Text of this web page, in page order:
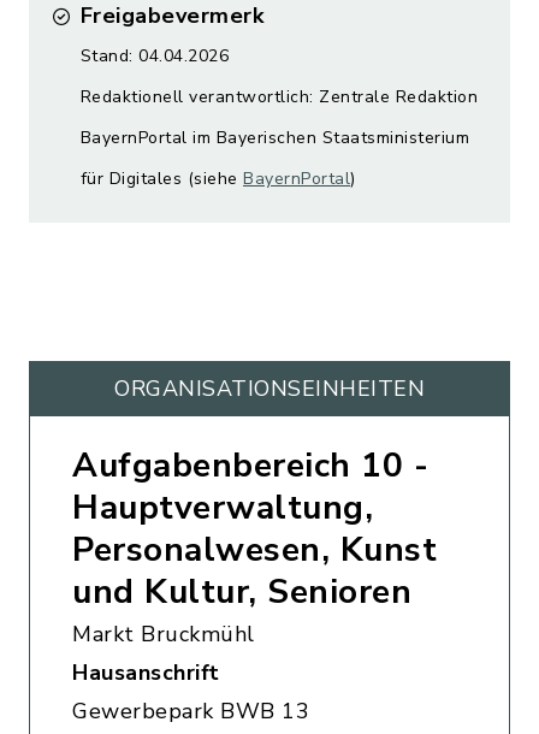
Freigabevermerk
Stand: 04.04.2026
Redaktionell verantwortlich: Zentrale Redaktion
BayernPortal im Bayerischen Staatsministerium
für Digitales (siehe BayernPortal)
ORGANISATIONS­EINHEITEN
Aufgabenbereich 10 -
Hauptverwaltung,
Personalwesen, Kunst
und Kultur, Senioren
Markt Bruckmühl
Hausanschrift
Gewerbepark BWB 13